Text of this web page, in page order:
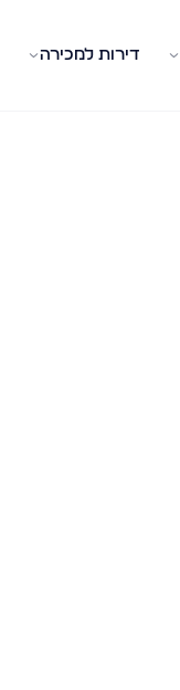
דירות למכירה